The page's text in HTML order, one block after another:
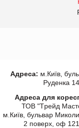
Адреса: м.Київ,
Руденка
Адреса для
ТОВ "Tрейд
м.Київ, бульвар
2 поверх, оф